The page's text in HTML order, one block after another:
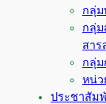
กลุ่ม
กลุ่ม
สาร
กลุ่
หน่ว
ประชาสัม